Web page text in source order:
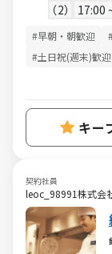
2 17:00
#早朝・朝歓迎
#土日祝(週末)歓迎
キー
契約社員
leoc_98991株式会